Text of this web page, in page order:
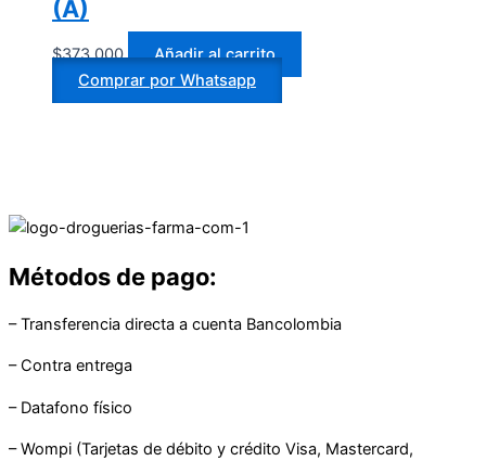
(A)
$373.000
Añadir al carrito
Comprar por Whatsapp
Métodos de pago:
– Transferencia directa a cuenta Bancolombia
– Contra entrega
– Datafono físico
– Wompi (Tarjetas de débito y crédito Visa, Mastercard,